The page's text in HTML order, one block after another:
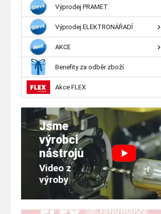
Výprodej PRAMET
Výprodej ELEKTRONÁŘADÍ
AKCE
Benefity za odběr zboží
Akce FLEX
Jsme
výrobci
nástrojů
Video z
výroby